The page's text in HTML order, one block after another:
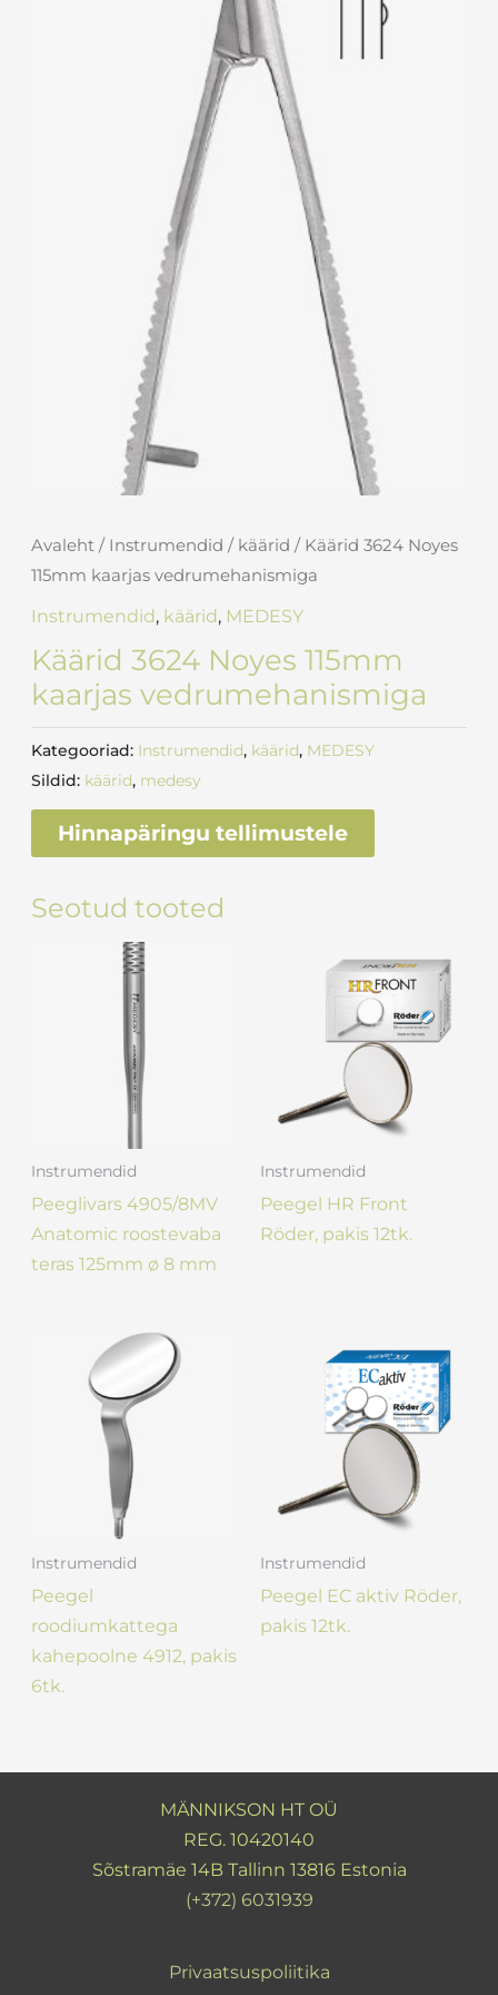
Avaleht / Instrumendid / käärid / Käärid 3624 Noyes
115mm kaarjas vedrumehanismiga
Instrumendid, käärid, MEDESY
Käärid 3624 Noyes 115mm
kaarjas vedrumehanismiga
Kategooriad: Instrumendid, käärid, MEDESY
Sildid: käärid, medesy
Hinnapäringu tellimustele
Seotud tooted
Instrumendid
Peeglivars 4905/8MV
Anatomic roostevaba
teras 125mm ø 8 mm
Instrumendid
Peegel HR Front
Röder, pakis 12tk.
Instrumendid
Peegel
roodiumkattega
kahepoolne 4912, pakis
6tk.
Instrumendid
Peegel EC aktiv Röder,
pakis 12tk.
MÄNNIKSON HT OÜ
REG. 10420140
Sõstramäe 14B Tallinn 13816 Estonia
(+372) 6031939
Privaatsuspoliitika